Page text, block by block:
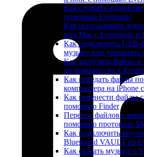
Как слушать
помощью Evermusic
Как использовать
или Mac с Evermusic и
Как подключить USB-
музыку или управлять
Как загрузить файлы
подключить их к
Как передать файлы
компьютера на
Как перенести файлы
помощью Finder
Перенос файлов с
помощью протокола
Как подключить
Bluesound VAULT из
Как скачать музыку с